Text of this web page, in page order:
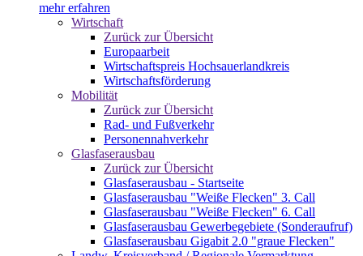
mehr erfahren
Wirtschaft
Zurück zur Übersicht
Europaarbeit
Wirtschaftspreis Hochsauerlandkreis
Wirtschaftsförderung
Mobilität
Zurück zur Übersicht
Rad- und Fußverkehr
Personennahverkehr
Glasfaserausbau
Zurück zur Übersicht
Glasfaserausbau - Startseite
Glasfaserausbau "Weiße Flecken" 3. Call
Glasfaserausbau "Weiße Flecken" 6. Call
Glasfaserausbau Gewerbegebiete (Sonderaufruf)
Glasfaserausbau Gigabit 2.0 "graue Flecken"